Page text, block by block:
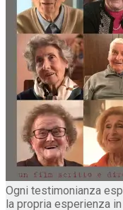
Ogni testimonianza
la propria esperienza